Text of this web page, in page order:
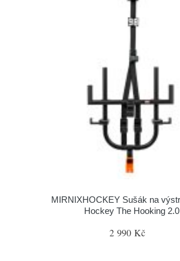
MIRNIXHOCKEY Sušák na
Hockey The Hooking 2.0
2 990 Kč